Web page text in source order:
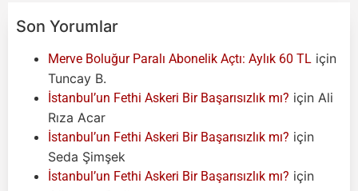
Son Yorumlar
Merve Boluğur Paralı Abonelik Açtı: Aylık 60 TL için
Tuncay B.
İstanbul’un Fethi Askeri Bir Başarısızlık mı? için Ali
Rıza Acar
İstanbul’un Fethi Askeri Bir Başarısızlık mı? için
Seda Şimşek
İstanbul’un Fethi Askeri Bir Başarısızlık mı? için